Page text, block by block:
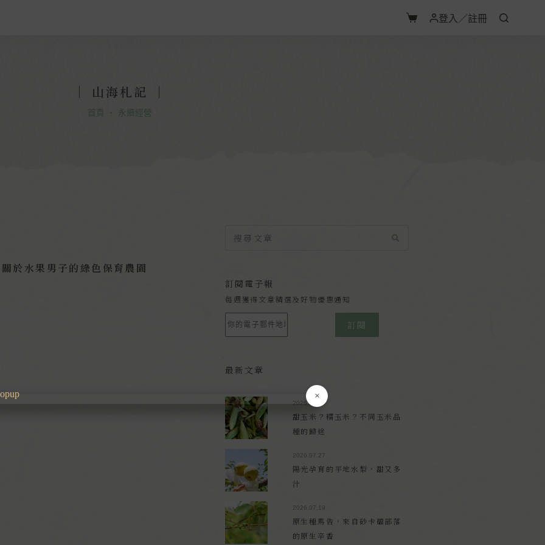
登入／註冊
｜ 山海札記 ｜
首頁 ・ 永續經營
於水果男子的綠色保育農園
訂閱電子報
每週獲得文章精選及好物優惠通知
訂閱
最新文章
2026.08.03
甜玉米？糯玉米？不同玉米品
種的歸途
2026.07.27
陽光孕育的平地水梨，甜又多
汁
2026.07.19
原生種馬告，來自砂卡礑部落
的原生辛香
×